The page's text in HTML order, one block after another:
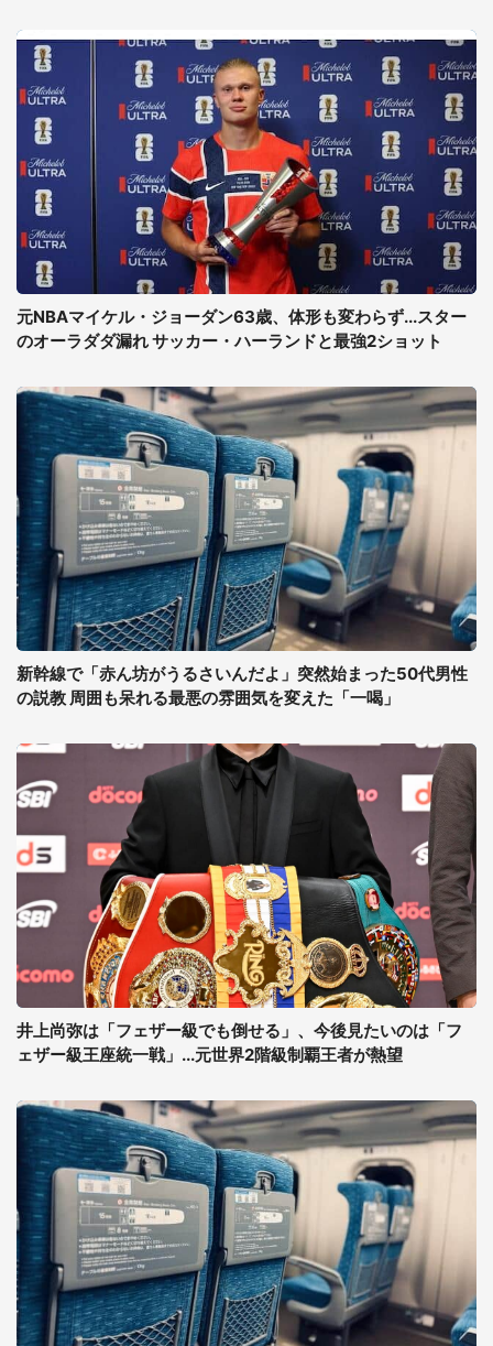
元NBAマイケル・ジョーダン63歳、体形も変わらず...スター
のオーラダダ漏れ サッカー・ハーランドと最強2ショット
新幹線で「赤ん坊がうるさいんだよ」突然始まった50代男性
の説教 周囲も呆れる最悪の雰囲気を変えた「一喝」
井上尚弥は「フェザー級でも倒せる」、今後見たいのは「フ
ェザー級王座統一戦」...元世界2階級制覇王者が熱望